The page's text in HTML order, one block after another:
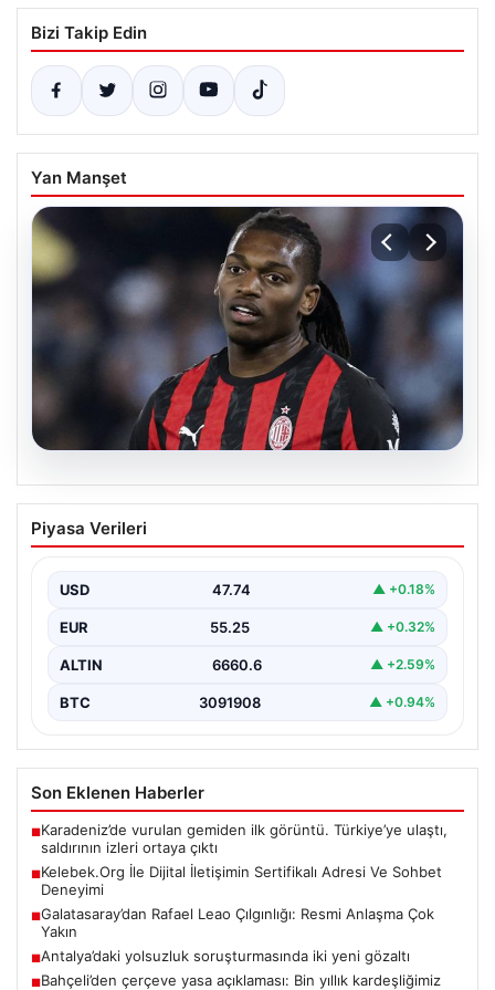
Bizi Takip Edin
Yan Manşet
Antalya’daki yolsuzluk soruşturmasında
iki yeni gözaltı
Piyasa Verileri
USD 47.74 ▲ +0.18%
EUR 55.25 ▲ +0.32%
ALTIN 6660.6 ▲ +2.59%
BTC 3091908 ▲ +0.94%
Son Eklenen Haberler
■Karadeniz’de vurulan gemiden ilk görüntü. Türkiye’ye ulaştı,
saldırının izleri ortaya çıktı
■Kelebek.Org İle Dijital İletişimin Sertifikalı Adresi Ve Sohbet
Deneyimi
■Galatasaray’dan Rafael Leao Çılgınlığı: Resmi Anlaşma Çok
Yakın
■Antalya’daki yolsuzluk soruşturmasında iki yeni gözaltı
■Bahçeli’den çerçeve yasa açıklaması: Bin yıllık kardeşliğimiz